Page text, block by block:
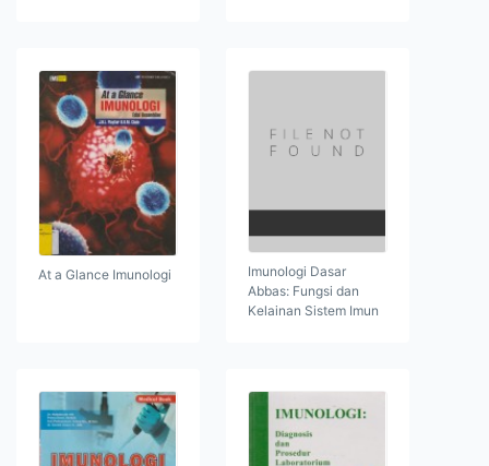
At a Glance Imunologi
Imunologi Dasar
Abbas: Fungsi dan
Kelainan Sistem Imun